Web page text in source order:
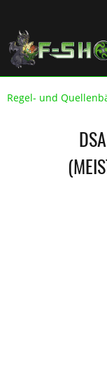
Regel- und